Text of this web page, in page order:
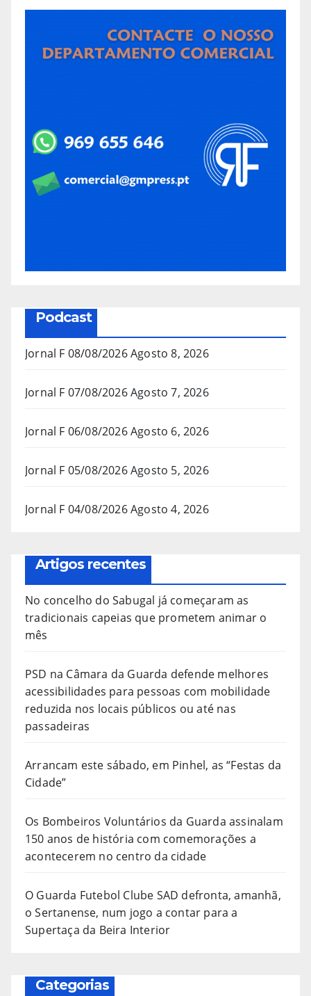
Podcast
Jornal F 08/08/2026Agosto 8, 2026
Jornal F 07/08/2026Agosto 7, 2026
Jornal F 06/08/2026Agosto 6, 2026
Jornal F 05/08/2026Agosto 5, 2026
Jornal F 04/08/2026Agosto 4, 2026
Artigos recentes
No concelho do Sabugal já começaram as
tradicionais capeias que prometem animar o
mês
PSD na Câmara da Guarda defende melhores
acessibilidades para pessoas com mobilidade
reduzida nos locais públicos ou até nas
passadeiras
Arrancam este sábado, em Pinhel, as “Festas da
Cidade”
Os Bombeiros Voluntários da Guarda assinalam
150 anos de história com comemorações a
acontecerem no centro da cidade
O Guarda Futebol Clube SAD defronta, amanhã,
o Sertanense, num jogo a contar para a
Supertaça da Beira Interior
Categorias